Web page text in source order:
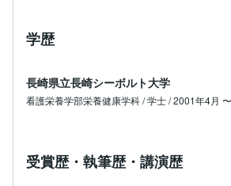
学歴
長崎県立長崎シーボルト大学
看護栄養学部栄養健康学科 / 学士 / 2001年4月
受賞歴・執筆歴・講演歴